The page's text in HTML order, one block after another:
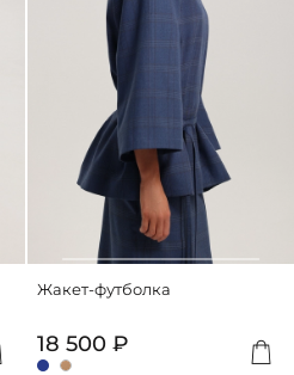
Жакет-футболка
18 500 ₽